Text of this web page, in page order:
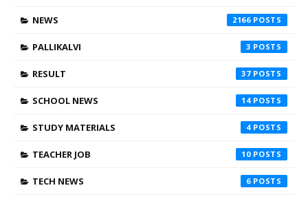
NEWS 2166
PALLIKALVI 3
RESULT 37
SCHOOL NEWS 14
STUDY MATERIALS 4
TEACHER JOB 10
TECH NEWS 6